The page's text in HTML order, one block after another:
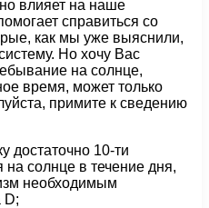
влияет на наше
справиться со
как мы уже выяснили,
Но хочу Вас
на солнце,
время, может только
примите к сведению
достаточно 10-ти
солнце в течение дня,
необходимым
D;